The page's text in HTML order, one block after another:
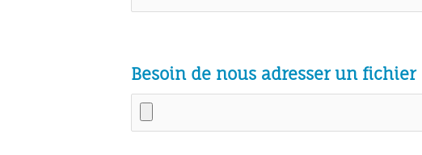
Besoin de nous adresser un fichier